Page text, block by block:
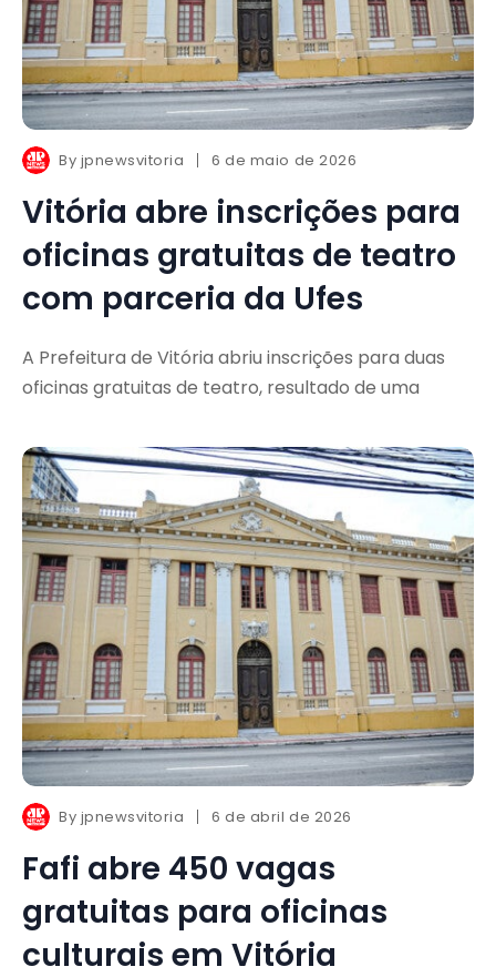
By jpnewsvitoria 6 de maio de 2026
Vitória abre inscrições para
oficinas gratuitas de teatro
com parceria da Ufes
A Prefeitura de Vitória abriu inscrições para duas
oficinas gratuitas de teatro, resultado de uma
By jpnewsvitoria 6 de abril de 2026
Fafi abre 450 vagas
gratuitas para oficinas
culturais em Vitória